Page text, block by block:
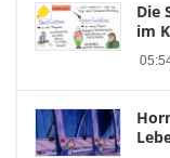
Die
im